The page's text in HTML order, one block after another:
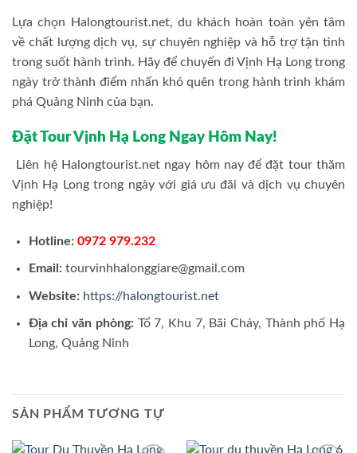
Lựa chọn Halongtourist.net, du khách hoàn toàn yên tâm
về chất lượng dịch vụ, sự chuyên nghiệp và hỗ trợ tận tình
trong suốt hành trình. Hãy để chuyến đi Vịnh Hạ Long trong
ngày trở thành điểm nhấn khó quên trong hành trình khám
phá Quảng Ninh của bạn.
Đặt Tour Vịnh Hạ Long Ngay Hôm Nay!
Liên hệ Halongtourist.net ngay hôm nay để đặt tour thăm
Vịnh Hạ Long trong ngày với giá ưu đãi và dịch vụ chuyên
nghiệp!
Hotline: 0972 979.232
Email: tourvinhhalonggiare@gmail.com
Website: https://halongtourist.net
Địa chỉ văn phòng:Tổ 7, Khu 7, Bãi Cháy, Thành phố Hạ
Long, Quảng Ninh
SẢN PHẨM TƯƠNG TỰ